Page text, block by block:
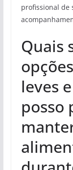
profissional de
Quais
leves
posso